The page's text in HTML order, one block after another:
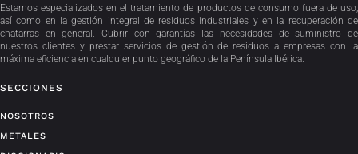
Estamos especializados en el tratamiento de productos de consumo fuera de uso,
así como en la gestión integral de residuos industriales y en la recuperación de
chatarras en general. Cubrir con garantías las necesidades de suministro de
nuestros clientes y prestar servicios de gestión de residuos a empresas con la
máxima eficiencia en cualquier punto geográfico de la Península Ibérica.
SECCIONES
NOSOTROS
METALES